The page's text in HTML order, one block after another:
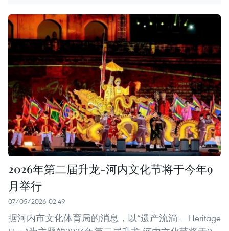
2026年第二届升龙-河内文化节将于今年9
月举行
07/05/2026 02:49
据河内市文化体育局的消息，以“遗产流淌——Heritage